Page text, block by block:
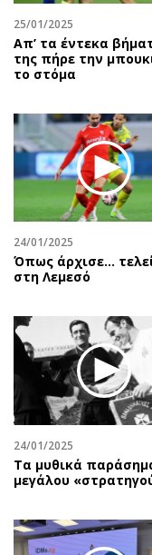
Χειρόγραφα
25/01/2025
Απ’ τα έντεκα
της πήρε την
το στόμα
24/01/2025
Όπως άρχισε…
στη Λεμεσό
24/01/2025
Τα μυθικά
μεγάλου